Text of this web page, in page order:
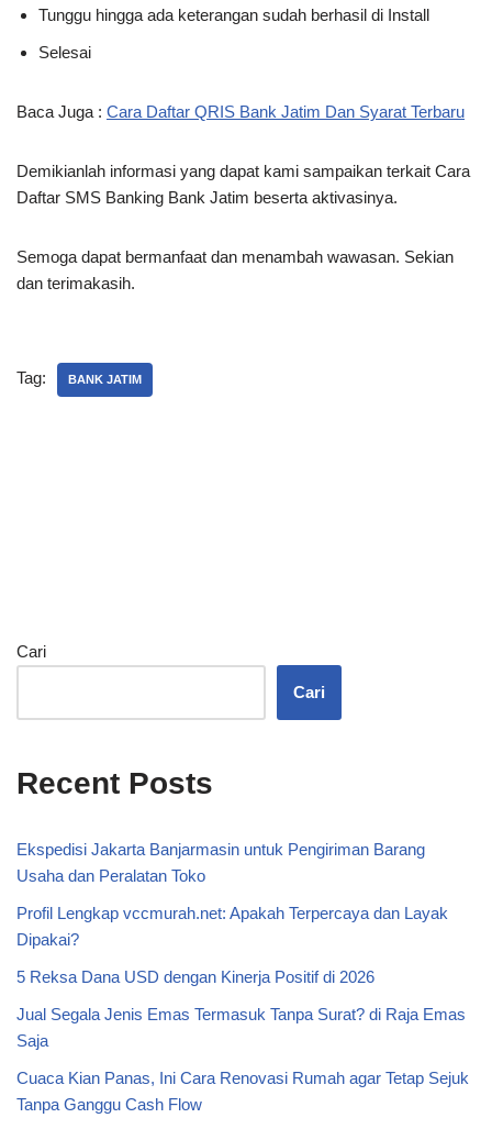
Tunggu hingga ada keterangan sudah berhasil di Install
Selesai
Baca Juga : Cara Daftar QRIS Bank Jatim Dan Syarat Terbaru
Demikianlah informasi yang dapat kami sampaikan terkait Cara
Daftar SMS Banking Bank Jatim beserta aktivasinya.
Semoga dapat bermanfaat dan menambah wawasan. Sekian
dan terimakasih.
Tag: BANK JATIM
Cari
Cari
Recent Posts
Ekspedisi Jakarta Banjarmasin untuk Pengiriman Barang
Usaha dan Peralatan Toko
Profil Lengkap vccmurah.net: Apakah Terpercaya dan Layak
Dipakai?
5 Reksa Dana USD dengan Kinerja Positif di 2026
Jual Segala Jenis Emas Termasuk Tanpa Surat? di Raja Emas
Saja
Cuaca Kian Panas, Ini Cara Renovasi Rumah agar Tetap Sejuk
Tanpa Ganggu Cash Flow